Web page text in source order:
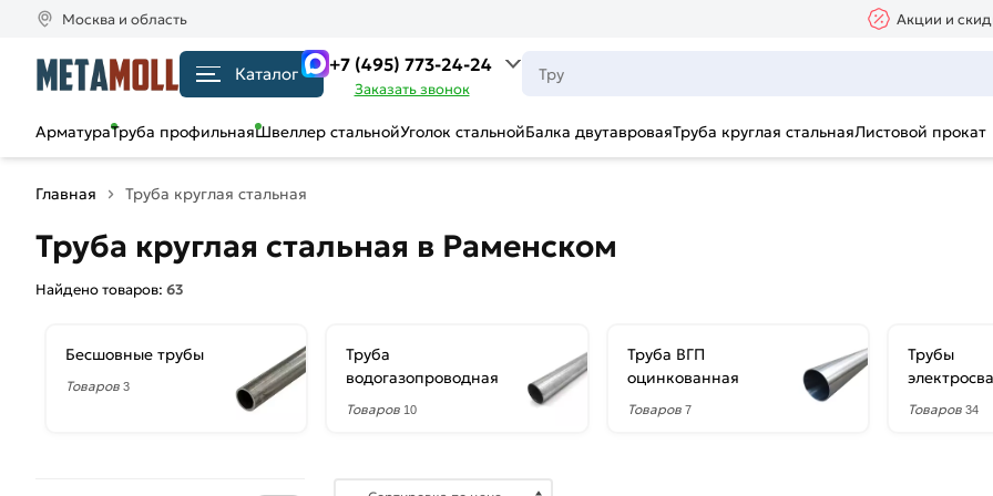
Москва и область Акции и
Каталог +7 (495) 773-24-24
Заказать звонок
АрматураТруба профильнаяШвеллер стальнойУголок стальнойБалка двутавроваяТруба круглая стальнаяЛистовой прокат
Главная Труба круглая стальная
Труба круглая стальная в Раменском
Найдено товаров: 63
Бесшовные трубы
Товаров 3
Труба
водогазопроводная
Товаров 10
Труба ВГП
оцинкованная
Товаров 7
Трубы
Товаров 34